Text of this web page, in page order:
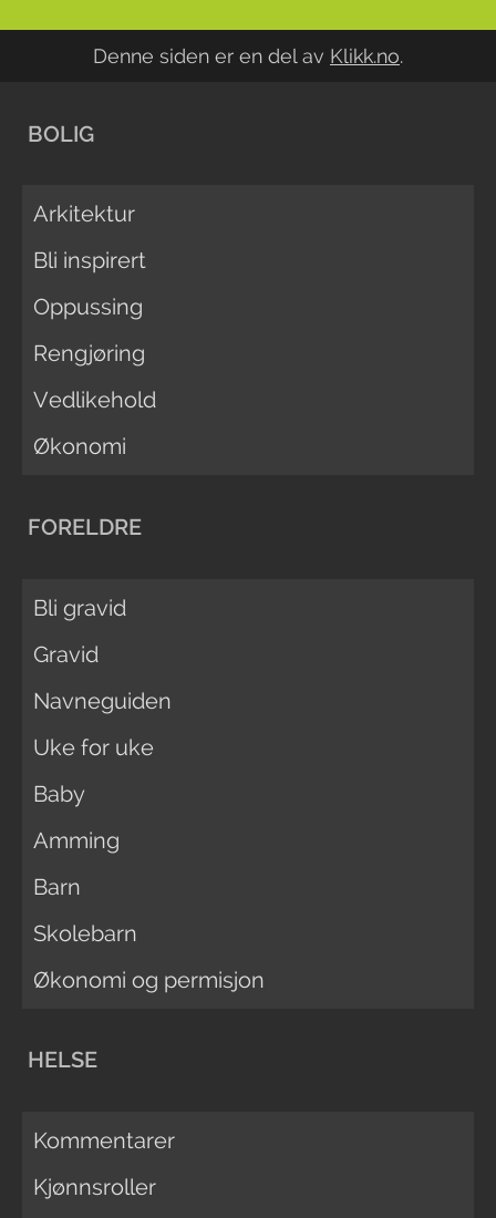
Denne siden er en del av Klikk.no.
BOLIG
Arkitektur
Bli inspirert
Oppussing
Rengjøring
Vedlikehold
Økonomi
FORELDRE
Bli gravid
Gravid
Navneguiden
Uke for uke
Baby
Amming
Barn
Skolebarn
Økonomi og permisjon
HELSE
Kommentarer
Kjønnsroller